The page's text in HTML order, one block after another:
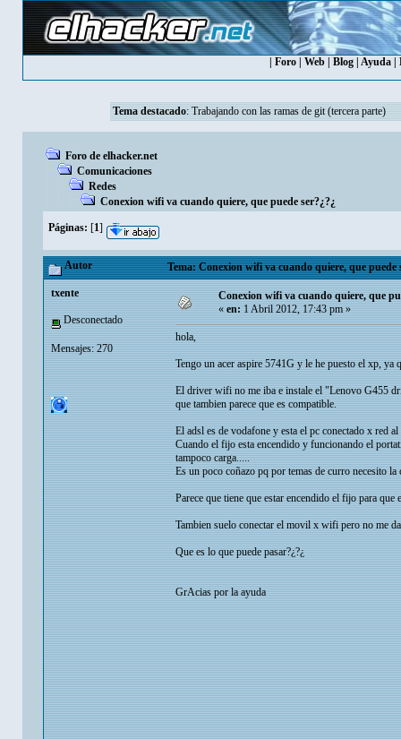
Foro Web Blog Ayuda
Tema destacado: Trabajando con las ramas de git (tercera parte)
Foro de elhacker.net
Comunicaciones
Redes
Conexion wifi va cuando quiere, que puede ser?¿?¿
Páginas: [1]
Autor Tema: Conexion wifi va cuando quiere, que puede
txente
Desconectado
Mensajes: 270
Conexion wifi va cuando quiere, que
«en:1 Abril 2012, 17:43 pm »
hola,
Tengo un acer aspire 5741G y le he puesto el xp,
El driver wifi no me iba e instale el "Lenovo G455
que tambien parece que es compatible.
El adsl es de vodafone y esta el pc conectado x red al
Cuando el fijo esta encendido y funcionando el
tampoco carga.....
Es un poco coñazo pq por temas de curro necesito
Parece que tiene que estar encendido el fijo para
Tambien suelo conectar el movil x wifi pero no me
Que es lo que puede pasar?¿?¿
GrAcias por la ayuda